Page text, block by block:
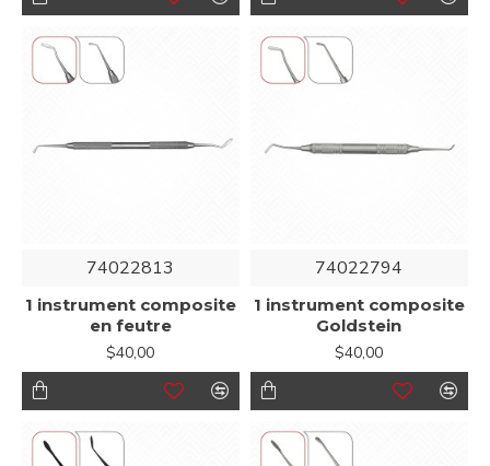
74022813
1 instrument composite
en feutre
$40,00
74022794
1 instrument composite
Goldstein
$40,00